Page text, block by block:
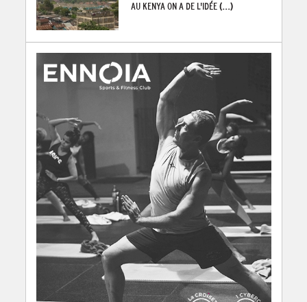
AU KENYA ON A DE L'IDÉE(...)